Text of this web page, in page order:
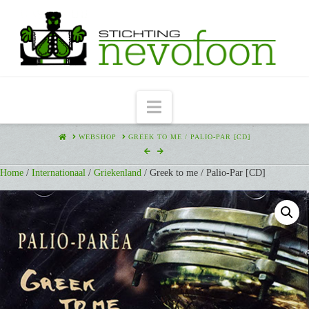
Navigation
HOMEWEBSHOP GREEK TO ME / PALIO-PAR [CD]
Home / Internationaal / Griekenland / Greek to me / Palio-Par [CD]